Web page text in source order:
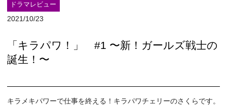
ドラマレビュー
2021/10/23
「キラパワ！」 #1 〜新！ガールズ戦士の
誕生！〜
キラメキパワーで仕事を終える！キラパワチェリーのさくらです。